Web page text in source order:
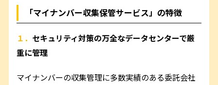
「マイナンバー収集保管サービス」の特徴
１． セキュリティ対策の万全なデータセンターで厳
重に管理
マイナンバーの収集管理に多数実績のある委託会社